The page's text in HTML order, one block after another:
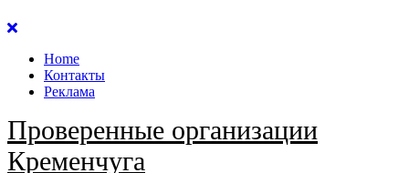
Перейти
содержанию
Home
Контакты
Реклама
Проверенные организации
Кременчуга